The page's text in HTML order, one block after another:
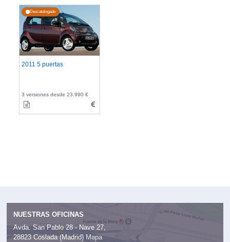
Descatalogado
2011 5 puertas
3 versiones desde 23.990 €
NUESTRAS OFICINAS
Avda. San Pablo 28 - Nave 27,
28823 Coslada (Madrid) Mapa